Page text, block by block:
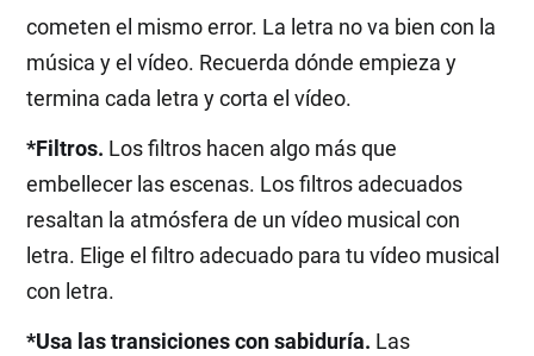
cometen el mismo error. La letra no va bien con la
música y el vídeo. Recuerda dónde empieza y
termina cada letra y corta el vídeo.
*Filtros. Los filtros hacen algo más que
embellecer las escenas. Los filtros adecuados
resaltan la atmósfera de un vídeo musical con
letra. Elige el filtro adecuado para tu vídeo musical
con letra.
*Usa las transiciones con sabiduría. Las